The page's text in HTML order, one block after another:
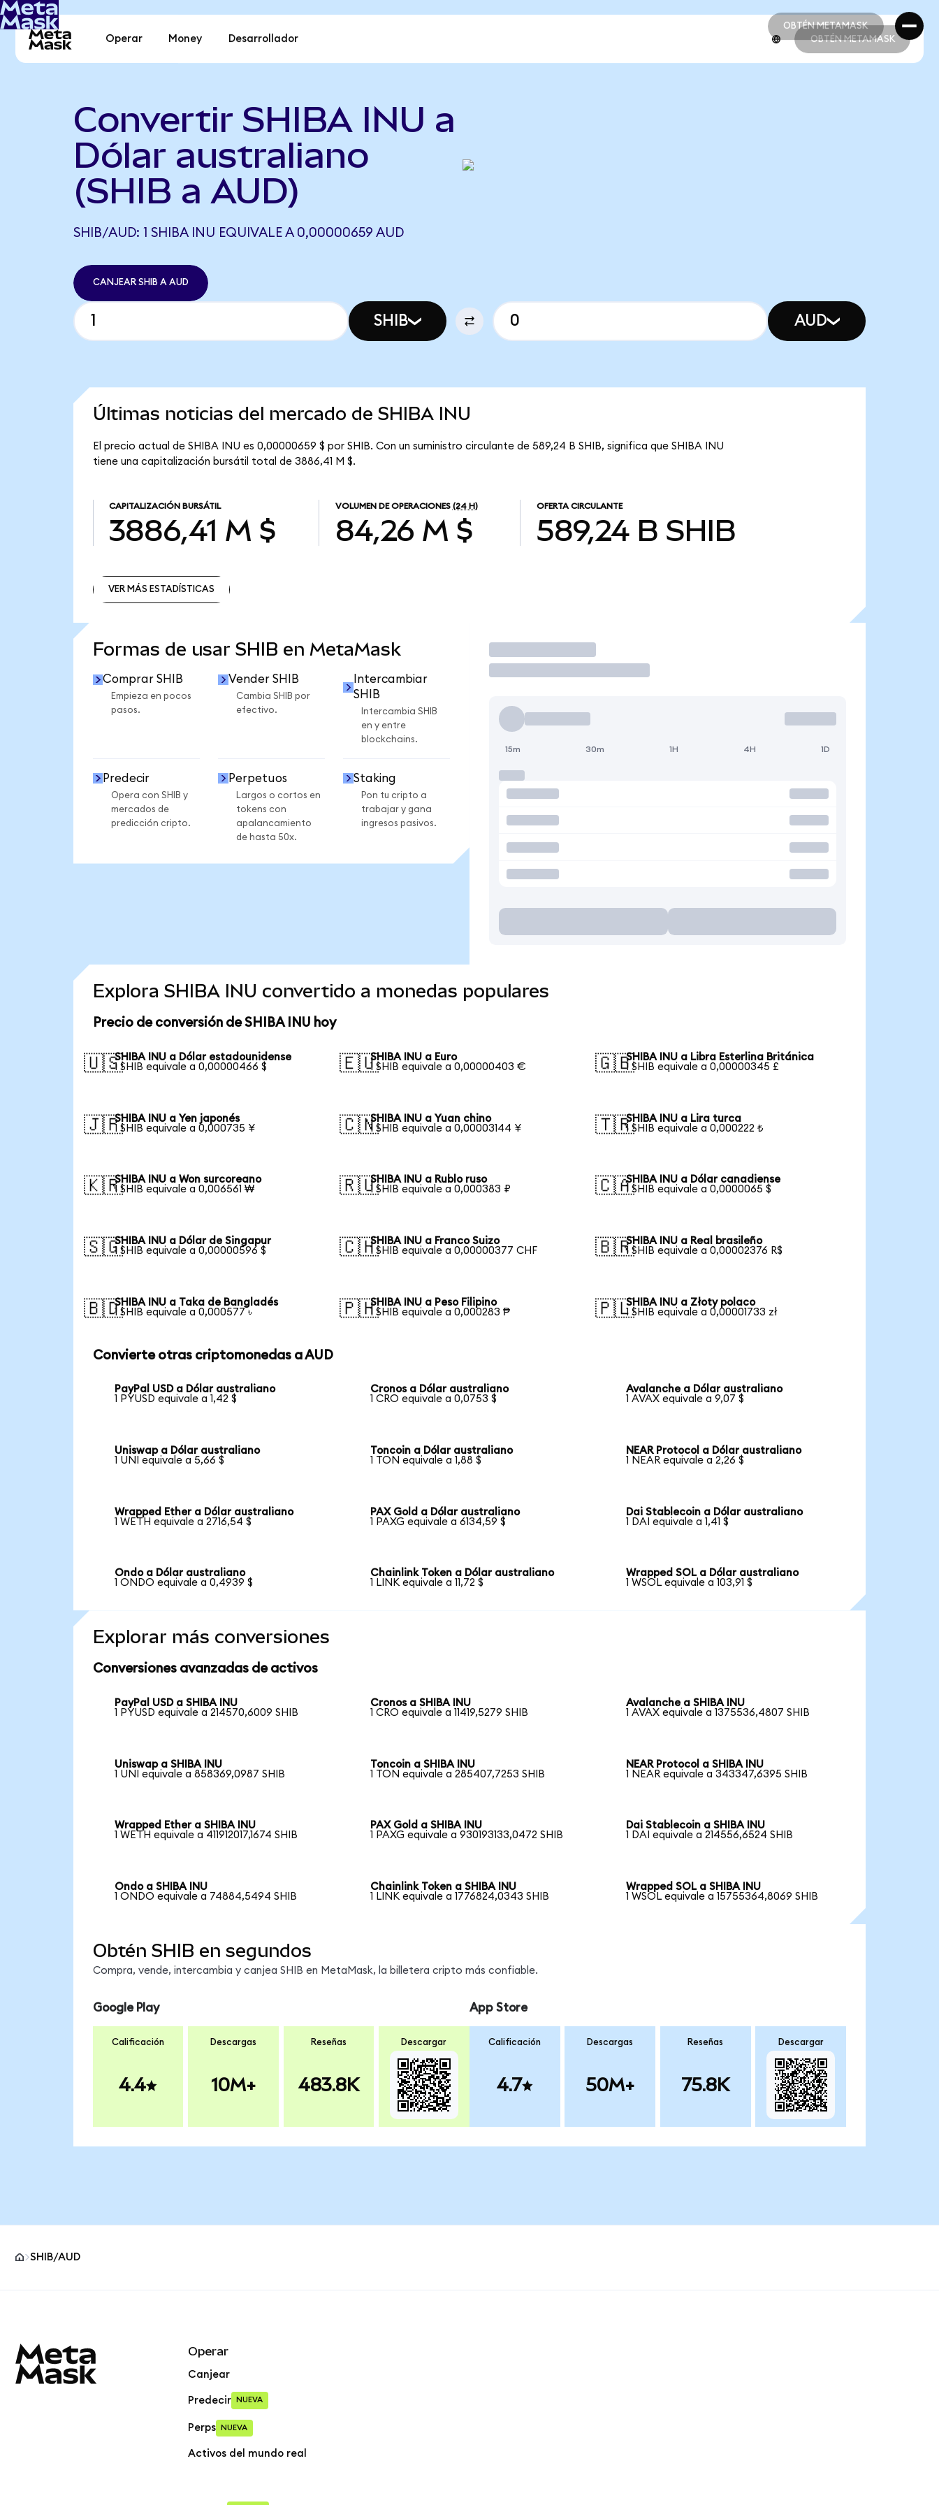
OBTÉN METAMASK
OBTÉN METAMASK
Operar Money Desarrollador OBTÉN METAMASK
Convertir SHIBA INU a
Dólar australiano
(SHIB a AUD)
SHIB/AUD: 1 SHIBA INU EQUIVALE A 0,00000659 AUD
CANJEAR SHIB A AUD
SHIB AUD
Últimas noticias del mercado de SHIBA INU
El precio actual de SHIBA INU es 0,00000659 $ por SHIB. Con un suministro circulante de 589,24 B SHIB, significa que SHIBA INU
tiene una capitalización bursátil total de 3886,41 M $.
CAPITALIZACIÓN BURSÁTIL
3886,41 M $
VOLUMEN DE OPERACIONES (24 H)
84,26 M $
OFERTA CIRCULANTE
589,24 B SHIB
VER MÁS ESTADÍSTICAS
Formas de usar SHIB en MetaMask
Comprar SHIB
Empieza en pocos
pasos.
Vender SHIB
Cambia SHIB por
efectivo.
Intercambiar
SHIB
Intercambia SHIB
en y entre
blockchains.
Predecir
Opera con SHIB y
mercados de
predicción cripto.
Perpetuos
Largos o cortos en
tokens con
apalancamiento
de hasta 50x.
Staking
Pon tu cripto a
trabajar y gana
ingresos pasivos.
Operar
15m 30m 1H 4H 1D
Explora SHIBA INU convertido a monedas populares
Precio de conversión de SHIBA INU hoy
🇺🇸SHIBA INU a Dólar estadounidense
1 SHIB equivale a 0,00000466 $
🇪🇺SHIBA INU a Euro
1 SHIB equivale a 0,00000403 €
🇬🇧SHIBA INU a Libra Esterlina Británica
1 SHIB equivale a 0,00000345 £
🇯🇵SHIBA INU a Yen japonés
1 SHIB equivale a 0,000735 ¥
🇨🇳SHIBA INU a Yuan chino
1 SHIB equivale a 0,00003144 ¥
🇹🇷SHIBA INU a Lira turca
1 SHIB equivale a 0,000222 ₺
🇰🇷SHIBA INU a Won surcoreano
1 SHIB equivale a 0,006561 ₩
🇷🇺SHIBA INU a Rublo ruso
1 SHIB equivale a 0,000383 ₽
🇨🇦SHIBA INU a Dólar canadiense
1 SHIB equivale a 0,0000065 $
🇸🇬SHIBA INU a Dólar de Singapur
1 SHIB equivale a 0,00000596 $
🇨🇭SHIBA INU a Franco Suizo
1 SHIB equivale a 0,00000377 CHF
🇧🇷SHIBA INU a Real brasileño
1 SHIB equivale a 0,00002376 R$
🇧🇩SHIBA INU a Taka de Bangladés
1 SHIB equivale a 0,000577 ৳
🇵🇭SHIBA INU a Peso Filipino
1 SHIB equivale a 0,000283 ₱
🇵🇱SHIBA INU a Złoty polaco
1 SHIB equivale a 0,00001733 zł
Convierte otras criptomonedas a AUD
PayPal USD a Dólar australiano
1 PYUSD equivale a 1,42 $
Cronos a Dólar australiano
1 CRO equivale a 0,0753 $
Avalanche a Dólar australiano
1 AVAX equivale a 9,07 $
Uniswap a Dólar australiano
1 UNI equivale a 5,66 $
Toncoin a Dólar australiano
1 TON equivale a 1,88 $
NEAR Protocol a Dólar australiano
1 NEAR equivale a 2,26 $
Wrapped Ether a Dólar australiano
1 WETH equivale a 2716,54 $
PAX Gold a Dólar australiano
1 PAXG equivale a 6134,59 $
Dai Stablecoin a Dólar australiano
1 DAI equivale a 1,41 $
Ondo a Dólar australiano
1 ONDO equivale a 0,4939 $
Chainlink Token a Dólar australiano
1 LINK equivale a 11,72 $
Wrapped SOL a Dólar australiano
1 WSOL equivale a 103,91 $
Explorar más conversiones
Conversiones avanzadas de activos
PayPal USD a SHIBA INU
1 PYUSD equivale a 214570,6009 SHIB
Cronos a SHIBA INU
1 CRO equivale a 11419,5279 SHIB
Avalanche a SHIBA INU
1 AVAX equivale a 1375536,4807 SHIB
Uniswap a SHIBA INU
1 UNI equivale a 858369,0987 SHIB
Toncoin a SHIBA INU
1 TON equivale a 285407,7253 SHIB
NEAR Protocol a SHIBA INU
1 NEAR equivale a 343347,6395 SHIB
Wrapped Ether a SHIBA INU
1 WETH equivale a 411912017,1674 SHIB
PAX Gold a SHIBA INU
1 PAXG equivale a 930193133,0472 SHIB
Dai Stablecoin a SHIBA INU
1 DAI equivale a 214556,6524 SHIB
Ondo a SHIBA INU
1 ONDO equivale a 74884,5494 SHIB
Chainlink Token a SHIBA INU
1 LINK equivale a 1776824,0343 SHIB
Wrapped SOL a SHIBA INU
1 WSOL equivale a 15755364,8069 SHIB
Obtén SHIB en segundos
Compra, vende, intercambia y canjea SHIB en MetaMask, la billetera cripto más confiable.
Google Play
Calificación
4.4
Descargas
10M+
Reseñas
483.8K
Descargar
App Store
Calificación
4.7
Descargas
50M+
Reseñas
75.8K
Descargar
SHIB/AUD
Operar
Canjear
Predecir NUEVA
Perps NUEVA
Activos del mundo real